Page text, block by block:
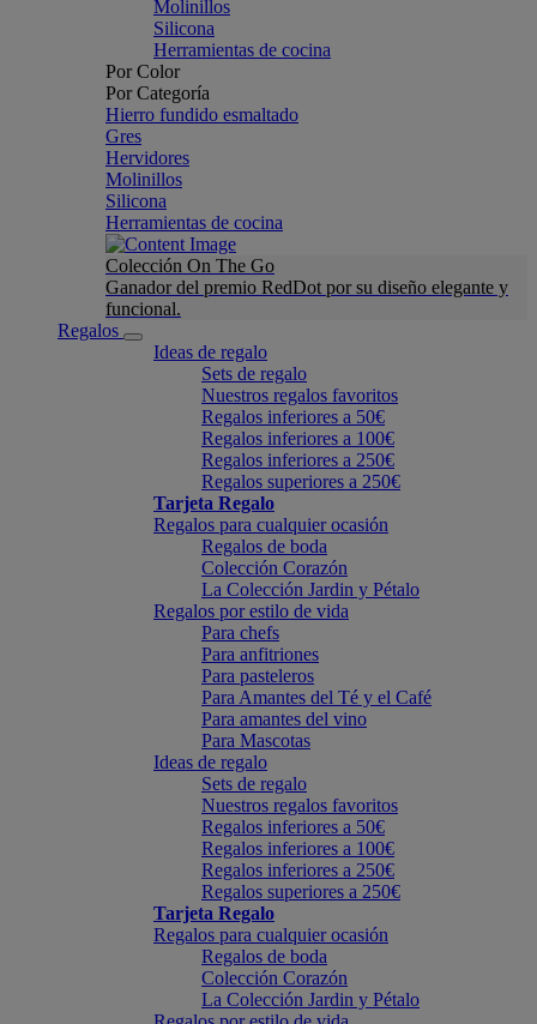
Molinillos
Silicona
Herramientas de cocina
Por Color
Por Categoría
Hierro fundido esmaltado
Gres
Hervidores
Molinillos
Silicona
Herramientas de cocina
Colección On The Go
Ganador del premio RedDot por su diseño elegante y
funcional.
Regalos
Ideas de regalo
Sets de regalo
Nuestros regalos favoritos
Regalos inferiores a 50€
Regalos inferiores a 100€
Regalos inferiores a 250€
Regalos superiores a 250€
Tarjeta Regalo
Regalos para cualquier ocasión
Regalos de boda
Colección Corazón
La Colección Jardin y Pétalo
Regalos por estilo de vida
Para chefs
Para anfitriones
Para pasteleros
Para Amantes del Té y el Café
Para amantes del vino
Para Mascotas
Ideas de regalo
Sets de regalo
Nuestros regalos favoritos
Regalos inferiores a 50€
Regalos inferiores a 100€
Regalos inferiores a 250€
Regalos superiores a 250€
Tarjeta Regalo
Regalos para cualquier ocasión
Regalos de boda
Colección Corazón
La Colección Jardin y Pétalo